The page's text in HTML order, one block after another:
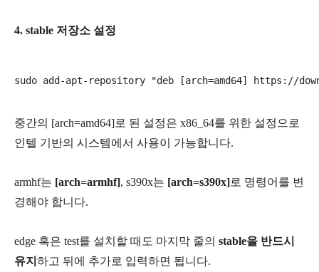
4. stable 저장소 설정
중간의 [arch=amd64]로 된 설정은 x86_64를 위한 설정으로
인텔 기반의 시스템에서 사용이 가능합니다.
armhf는 [arch=armhf], s390x는 [arch=s390x]로 명령어를 변
경해야 합니다.
edge 혹은 test를 설치할 때도 마지막 줄의 stable을 반드시
유지 하고 뒤에 추가로 입력하면 됩니다.